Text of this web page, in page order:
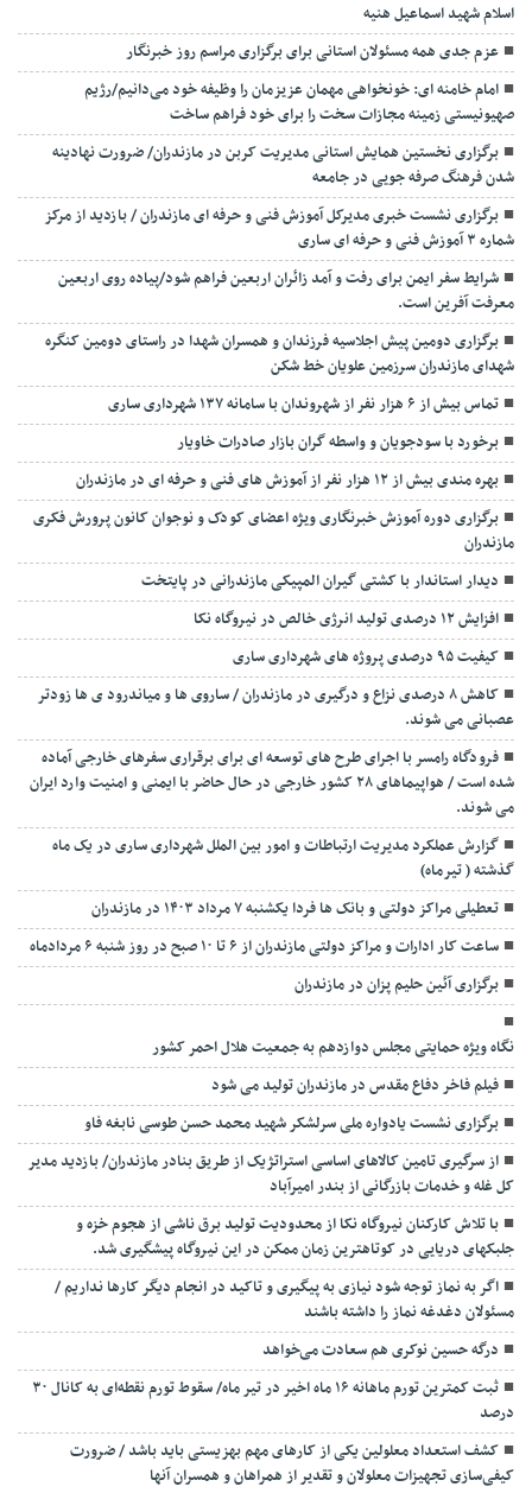
اسلام شهید اسماعیل هنیه
عزم جدی همه مسئولان استانی برای برگزاری مراسم روز خبرنگار
امام خامنه ای: خونخواهی مهمان عزیزمان را وظیفه خود می‌دانیم/رژیم
صهیونیستی زمینه مجازات سخت را برای خود فراهم ساخت
برگزاری نخستین همایش استانی مدیریت کربن در مازندران/ ضرورت نهادینه
شدن فرهنگ صرفه جویی در جامعه
برگزاری نشست خبری مدیرکل آموزش فنی و حرفه ای مازندران / بازدید از مرکز
شماره ۳ آموزش فنی و حرفه ای ساری
شرایط سفر ایمن برای رفت و آمد زائران اربعین فراهم شود/پیاده روی اربعین
معرفت آفرین است.
برگزاری دومین پیش اجلاسیه فرزندان و همسران شهدا در راستای دومین کنگره
شهدای مازندران سرزمین علویان خط شکن
تماس بیش از ۶ هزار نفر از شهروندان با سامانه ۱۳۷ شهرداری ساری
برخورد با سودجویان و واسطه گران بازار صادرات خاویار
بهره مندی بیش از ۱۲ هزار نفر از آموزش های فنی و حرفه ای در مازندران
برگزاری دوره آموزش خبرنگاری ویژه اعضای کودک و نوجوان کانون پرورش فکری
مازندران
دیدار استاندار با کشتی گیران المپیکی مازندرانی در پایتخت
افزایش ۱۲ درصدی تولید انرژی خالص در نیروگاه نکا
کیفیت ۹۵ درصدی پروژه های شهرداری ساری
کاهش ۸ درصدی نزاع و درگیری در مازندران / ساروی ها و میاندرود ی ها زودتر
عصبانی می شوند.
فرودگاه رامسر با اجرای طرح های توسعه ای برای برقراری سفرهای خارجی آماده
شده است / هواپیماهای ۲۸ کشور خارجی در حال حاضر با ایمنی و امنیت وارد ایران
می شوند.
گزارش عملکرد مدیریت ارتباطات و امور بین الملل شهرداری ساری در یک ماه
گذشته ( تیرماه)
تعطیلی مراکز دولتی و بانک ها فردا یکشنبه ۷ مرداد ۱۴۰۳ در مازندران
ساعت کار ادارات و مراکز دولتی مازندران از ۶ تا ۱۰ صبح در روز شنبه ۶ مردادماه
برگزاری آئین حلیم پزان در مازندران
نگاه ویژه حمایتی مجلس دوازدهم به جمعیت هلال احمر کشور
فیلم فاخر دفاع مقدس در مازندران تولید می شود
برگزاری نشست یادواره ملی سرلشکر شهید محمد حسن طوسی نابغه فاو
از سرگیری تامین کالاهای اساسی استراتژیک از طریق بنادر مازندران/ بازدید مدیر
کل غله و خدمات بازرگانی از بندر امیرآباد
با تلاش کارکنان نیروگاه نکا از محدودیت تولید برق ناشی از هجوم خزه و
جلبکهای دریایی در کوتاهترین زمان ممکن در این نیروگاه پیشگیری شد.
اگر به نماز توجه شود نیازی به پیگیری و تاکید در انجام دیگر کارها نداریم /
مسئولان دغدغه نماز را داشته باشند
درگه حسین نوکری هم سعادت می‌خواهد
ثبت کمترین تورم ماهانه ۱۶ ماه اخیر در تیر ماه/ سقوط تورم نقطه‌ای به کانال ۳۰
درصد
کشف استعداد معلولین یکی از کارهای مهم بهزیستی باید باشد / ضرورت
کیفی‌سازی تجهیزات معلولان و تقدیر از همراهان و همسران آنها